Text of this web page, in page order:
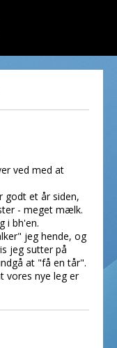
ved med at
godt et år siden,
- meget mælk.
i bh'en.
jeg hende, og
jeg sutter på
at "få en tår".
vores nye leg er